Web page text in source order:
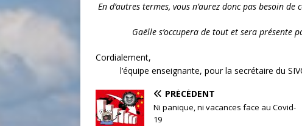
En d’autres termes, vous n’aurez donc pas besoin
Gaëlle s’occupera de tout et sera présente
l’équipe enseignante, pour la secrétaire du
PRÉCÉDENT
Ni panique, ni vacances face au Covid-
19